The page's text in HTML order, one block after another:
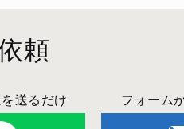
頼
送るだけ フォーム